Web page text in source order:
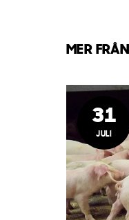
MER
31
JULI